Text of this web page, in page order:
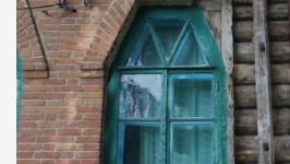
пам’ятки архітектури, ще […]